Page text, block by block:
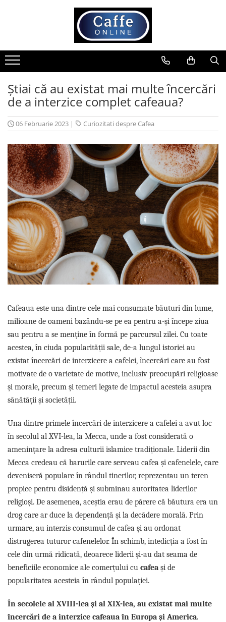
Cafea
Cafea Boabe
Capsule Cafea
Cafea Macinata
Cafea Instant
Ceai
Espressoare
Aparate Automate
Aparate capsule
Aparate clasice
Accesorii
Rasnite
Complementare
Capace
Cesti si farfurii
Diverse
Pahare de cafea
Palete cafea
Consumabile
Cappucino instant
Lapte instant
Pliculete Zahar si Miere
Aparate SH
Promotii
Stabilizatoare tensiune
Piese schimb espressoare
Accesorii si intretinere
Curatare
Filtre
Portafiltre
Site
Știai că au existat mai multe încercări
de a interzice complet cafeaua?
06 Februarie 2023 | Curiozitati despre Cafea
Cafeaua este una dintre cele mai consumate băuturi din lume,
milioane de oameni bazându-se pe ea pentru a-și începe ziua
sau pentru a se menține în formă pe parcursul zilei. Cu toate
acestea, în ciuda popularității sale, de-a lungul istoriei au
existat încercări de interzicere a cafelei, încercări care au fost
motivate de o varietate de motive, inclusiv preocupări religioase
și morale, precum și temeri legate de impactul acesteia asupra
sănătății și societății.
Una dintre primele încercări de interzicere a cafelei a avut loc
în secolul al XVI-lea, la Mecca, unde a fost considerată o
amenințare la adresa culturii islamice tradiționale. Liderii din
Mecca credeau că barurile care serveau cafea și cafenelele, care
deveniseră populare în rândul tinerilor, reprezentau un teren
propice pentru disidență și subminau autoritatea liderilor
religioși. De asemenea, aceștia erau de părere că băutura era un
drog care ar duce la dependență și la decădere morală. Prin
urmare, au interzis consumul de cafea și au ordonat
distrugerea tuturor cafenelelor. În schimb, intedicția a fost în
cele din urmă ridicată, deoarece liderii și-au dat seama de
beneficiile economice ale comerțului cu cafea și de
popularitatea acesteia în rândul populației.
În secolele al XVIII-lea și al XIX-lea, au existat mai multe
încercări de a interzice cafeaua în Europa și America.